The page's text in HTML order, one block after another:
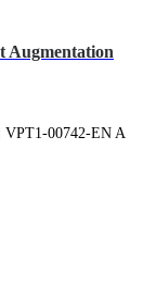
Augmentation
VPT1-00742-EN A